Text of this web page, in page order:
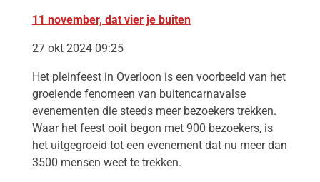
11 november, dat vier je buiten
27 okt 2024 09:25
Het pleinfeest in Overloon is een voorbeeld van het
groeiende fenomeen van buitencarnavalse
evenementen die steeds meer bezoekers trekken.
Waar het feest ooit begon met 900 bezoekers, is
het uitgegroeid tot een evenement dat nu meer dan
3500 mensen weet te trekken.